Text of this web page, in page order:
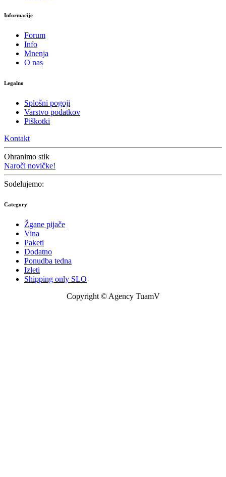
Informacije
Forum
Info
Mnenja
O nas
Legalno
Splošni pogoji
Varstvo podatkov
Piškotki
Kontakt
Ohranimo stik
Naroči novičke!
Sodelujemo:
Category
Žgane pijače
Vina
Paketi
Dodatno
Ponudba tedna
Izleti
Shipping only SLO
Copyright © Agency TuamV